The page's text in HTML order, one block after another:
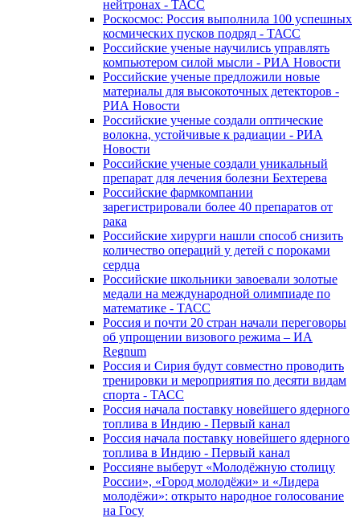
нейтронах - ТАСС
Роскосмос: Россия выполнила 100 успешных
космических пусков подряд - ТАСС
Российские ученые научились управлять
компьютером силой мысли - РИА Новости
Российские ученые предложили новые
материалы для высокоточных детекторов -
РИА Новости
Российские ученые создали оптические
волокна, устойчивые к радиации - РИА
Новости
Российские ученые создали уникальный
препарат для лечения болезни Бехтерева
Российские фармкомпании
зарегистрировали более 40 препаратов от
рака
Российские хирурги нашли способ снизить
количество операций у детей с пороками
сердца
Российские школьники завоевали золотые
медали на международной олимпиаде по
математике - ТАСС
Россия и почти 20 стран начали переговоры
об упрощении визового режима – ИА
Regnum
Россия и Сирия будут совместно проводить
тренировки и мероприятия по десяти видам
спорта - ТАСС
Россия начала поставку новейшего ядерного
топлива в Индию - Первый канал
Россия начала поставку новейшего ядерного
топлива в Индию - Первый канал
Россияне выберут «Молодёжную столицу
России», «Город молодёжи» и «Лидера
молодёжи»: открыто народное голосование
на Госу